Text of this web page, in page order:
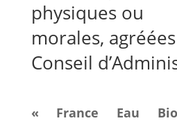
physiques ou
morales,
Conseil
« France Eau